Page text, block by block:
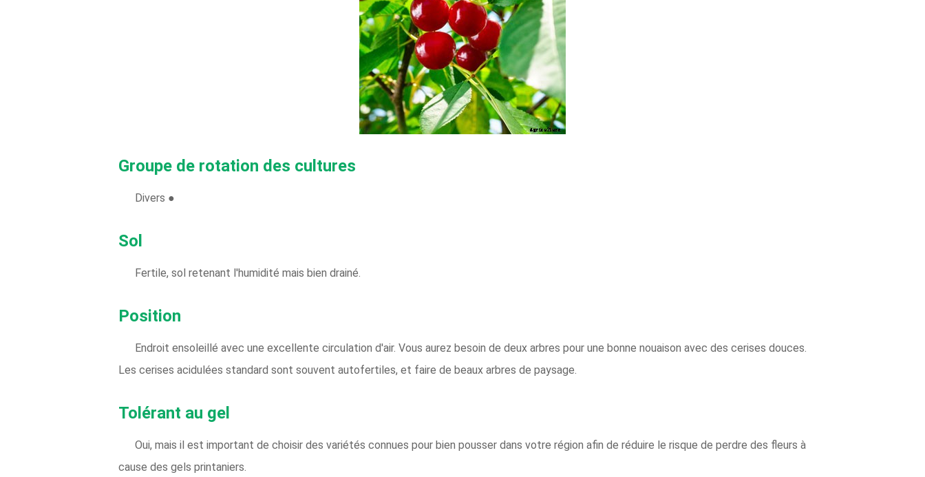
Groupe de rotation des cultures
Divers ●
Sol
Fertile, sol retenant l'humidité mais bien drainé.
Position
Endroit ensoleillé avec une excellente circulation d'air. Vous aurez besoin de deux arbres pour une bonne nouaison avec des cerises douces.
Les cerises acidulées standard sont souvent autofertiles, et faire de beaux arbres de paysage.
Tolérant au gel
Oui, mais il est important de choisir des variétés connues pour bien pousser dans votre région afin de réduire le risque de perdre des fleurs à
cause des gels printaniers.